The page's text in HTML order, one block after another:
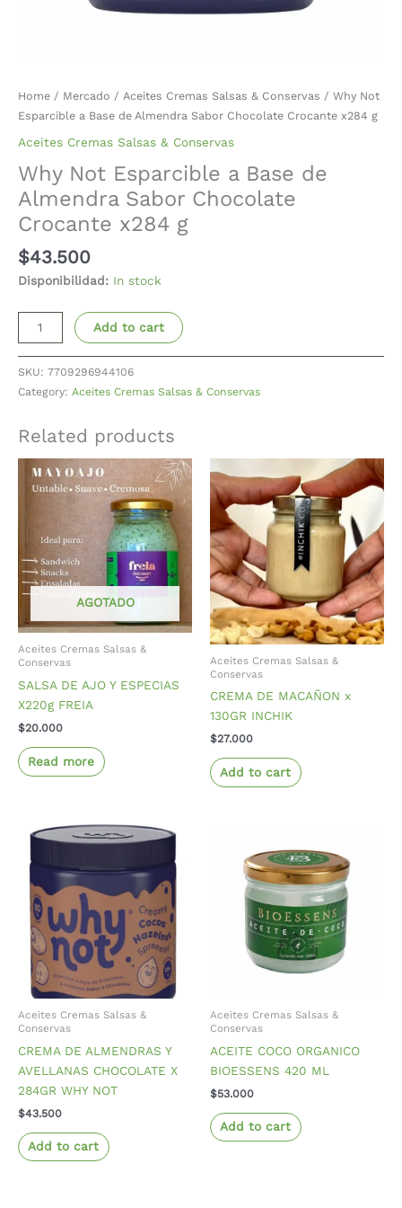
Home / Mercado / Aceites Cremas Salsas & Conservas / Why Not
Esparcible a Base de Almendra Sabor Chocolate Crocante x284 g
Aceites Cremas Salsas & Conservas
Why Not Esparcible a Base de
Almendra Sabor Chocolate
Crocante x284 g
$43.500
Disponibilidad: In stock
Add to cart
SKU: 7709296944106
Category: Aceites Cremas Salsas & Conservas
Related products
AGOTADO
Aceites Cremas Salsas &
Conservas
SALSA DE AJO Y ESPECIAS
X220g FREIA
$20.000
Read more
Aceites Cremas Salsas &
Conservas
CREMA DE MACAÑON x
130GR INCHIK
$27.000
Add to cart
Aceites Cremas Salsas &
Conservas
CREMA DE ALMENDRAS Y
AVELLANAS CHOCOLATE X
284GR WHY NOT
$43.500
Add to cart
Aceites Cremas Salsas &
Conservas
ACEITE COCO ORGANICO
BIOESSENS 420 ML
$53.000
Add to cart